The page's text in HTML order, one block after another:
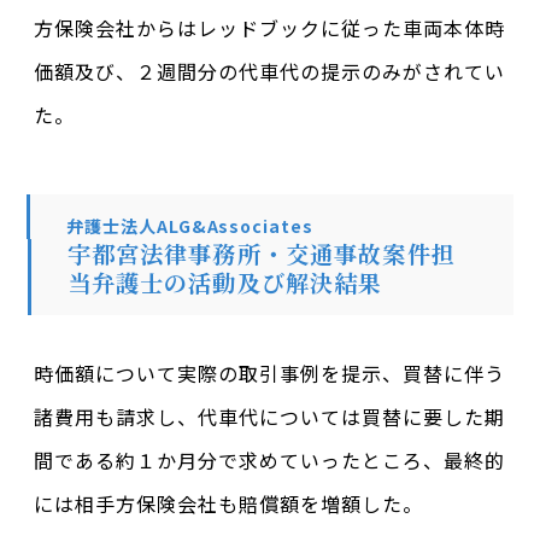
方保険会社からはレッドブックに従った車両本体時
価額及び、２週間分の代車代の提示のみがされてい
た。
弁護士法人ALG&Associates
宇都宮法律事務所・交通事故案件担
当弁護士の活動及び解決結果
時価額について実際の取引事例を提示、買替に伴う
諸費用も請求し、代車代については買替に要した期
間である約１か月分で求めていったところ、最終的
には相手方保険会社も賠償額を増額した。